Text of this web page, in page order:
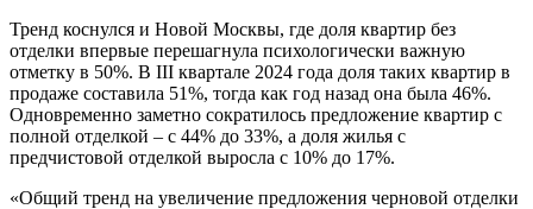
Тренд коснулся и Новой Москвы, где доля квартир без
отделки впервые перешагнула психологически важную
отметку в 50%. В III квартале 2024 года доля таких квартир в
продаже составила 51%, тогда как год назад она была 46%.
Одновременно заметно сократилось предложение квартир с
полной отделкой – с 44% до 33%, а доля жилья с
предчистовой отделкой выросла с 10% до 17%.
«Общий тренд на увеличение предложения черновой отделки